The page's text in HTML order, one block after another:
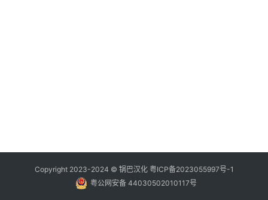
Copyright 2023-2024 © 锅巴汉化 粤ICP备2023055997号-1
粤公网安备 44030502010117号